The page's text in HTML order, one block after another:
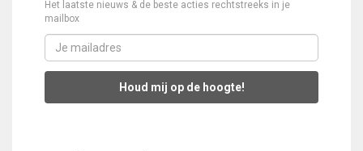
Het laatste nieuws & de beste acties rechtstreeks in je
mailbox
Houd mij op de hoogte!